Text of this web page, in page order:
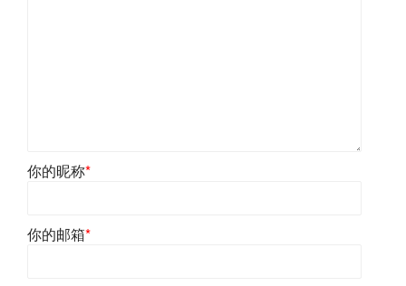
你的昵称*
你的邮箱*